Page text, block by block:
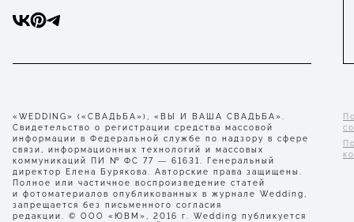
«WEDDING» («СВАДЬБА»), «ВЫ И ВАША СВАДЬБА».
Свидетельство о регистрации средства массовой
информации в Федеральной службе по надзору в сфере
связи, информационных технологий и массовых
коммуникаций ПИ № ФС 77 — 61631. Генеральный
директор Елена Бурякова. Авторские права защищены.
Полное или частичное воспроизведение статей
и фотоматериалов опубликованных в журнале Wedding,
запрещается без письменного согласия
редакции. © ООО «ЮВМ», 2016 г. Wedding публикуется